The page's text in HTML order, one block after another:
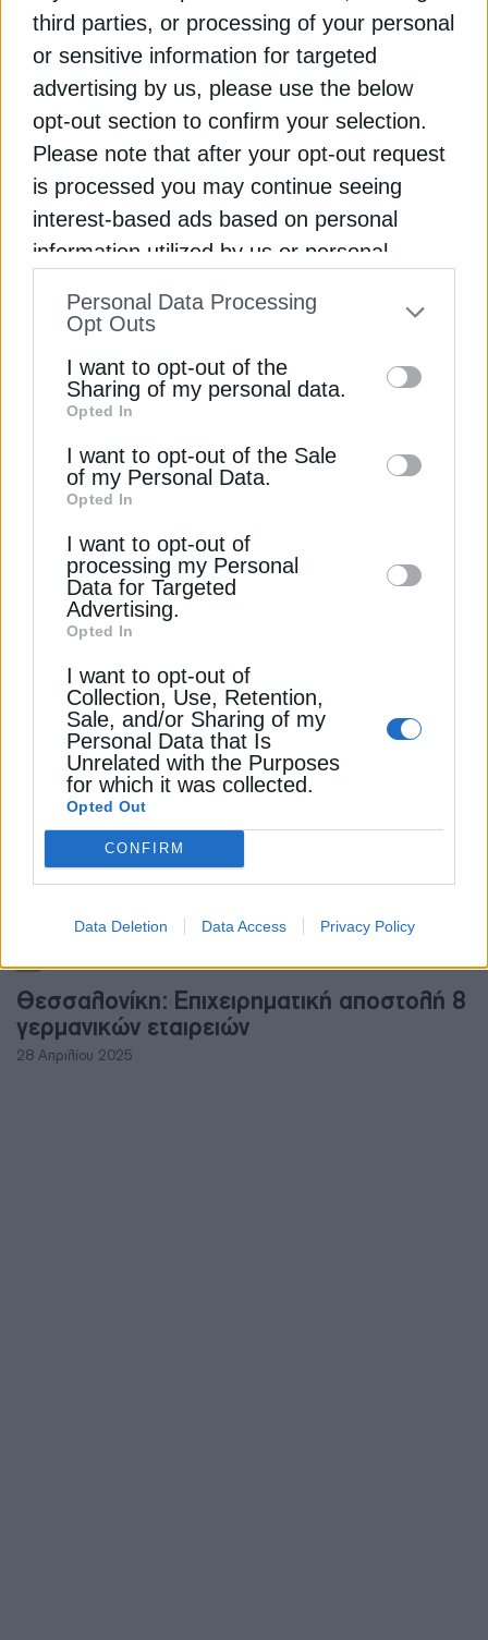
third parties, or processing of your personal
or sensitive information for targeted
advertising by us, please use the below
opt-out section to confirm your selection.
Please note that after your opt-out request
is processed you may continue seeing
interest-based ads based on personal
information utilized by us or personal
to your opt-out. You may separately opt-out
information by third parties on the IAB’s list
of downstream participants. This
information may also be disclosed by us to
third parties on theIAB’s List of
Downstream Participants
disclose it to other third parties.
Personal Data Processing
Opt Outs
I want to opt-out of the
Sharing of my personal data.
Opted In
I want to opt-out of the Sale
of my Personal Data.
Opted In
I want to opt-out of
processing my Personal
Data for Targeted
Advertising.
Opted In
I want to opt-out of
Collection, Use, Retention,
Sale, and/or Sharing of my
Personal Data that Is
Unrelated with the Purposes
for which it was collected.
Opted Out
CONFIRM
Data Deletion Data Access Privacy Policy
ΕΠΙΧΕΙΡΗΣΕΙΣ
Μυτιληναίος: Η διπλή παρέμβαση και το
μήνυμα στην ΕΕ
19 Απριλίου 2024
ΦΥΣΙΚΟ ΑΕΡΙΟ
πρωτοβουλία για τον Κάθετο Διάδρομο
22 Μαΐου 2024
Θεσσαλονίκη: Επιχειρηματική αποστολή 8
γερμανικών εταιρειών
28 Απριλίου 2025
Εγγραφή στο Newsletter
την Πολιτική Απορρήτου